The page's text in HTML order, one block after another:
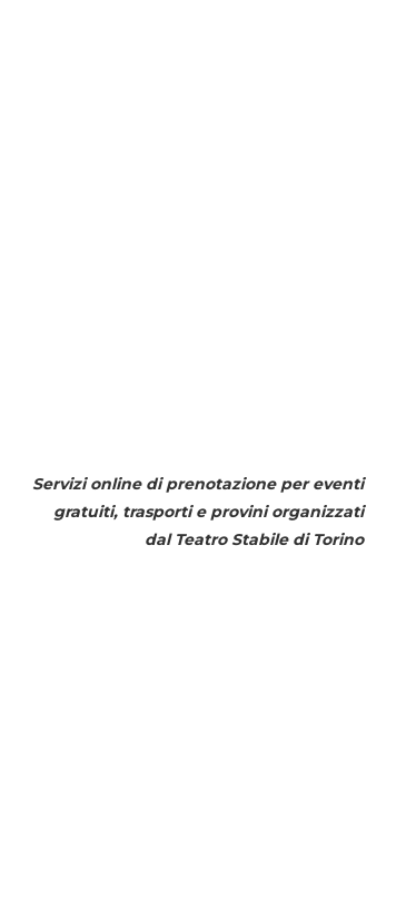
Servizi online di prenotazione per eventi
gratuiti, trasporti e provini organizzati
dal Teatro Stabile di Torino